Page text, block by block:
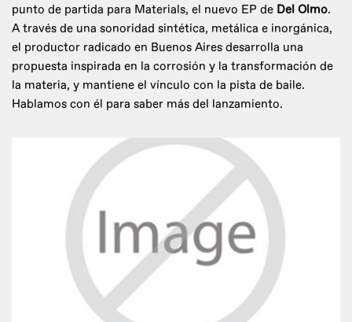
punto de partida para Materials, el nuevo EP de Del Olmo.
A través de una sonoridad sintética, metálica e inorgánica,
el productor radicado en Buenos Aires desarrolla una
propuesta inspirada en la corrosión y la transformación de
la materia, y mantiene el vínculo con la pista de baile.
Hablamos con él para saber más del lanzamiento.